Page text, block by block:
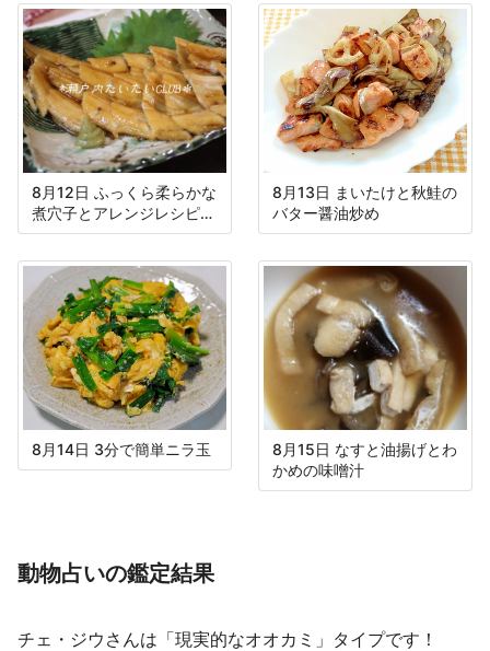
8月12日 ふっくら柔らかな
煮穴子とアレンジレシピ付
き
8月13日 まいたけと秋鮭の
バター醤油炒め
8月14日 3分で簡単ニラ玉
8月15日 なすと油揚げとわ
かめの味噌汁
動物占いの鑑定結果
チェ・ジウさんは「現実的なオオカミ」タイプです！